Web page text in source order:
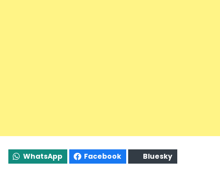
WhatsApp Facebook Bluesky